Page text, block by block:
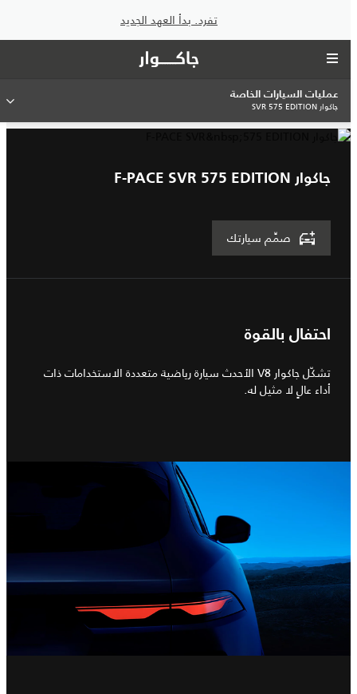
تفرد. بدأ العهد الجديد
عمليات السيارات الخاصة
جاكوار SVR 575 EDITION
جاكوار F-PACE SVR 575 EDITION
صمِّم سيارتك
احتفال بالقوة
تشكّل جاكوار V8 الأحدث سيارة رياضية متعددة الاستخدامات ذات
أداء عالٍ لا مثيل له.